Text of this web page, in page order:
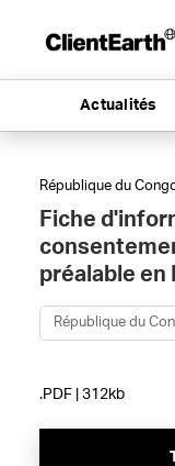
Actualités
République du
Fiche
préalable en
République du
.PDF | 312kb